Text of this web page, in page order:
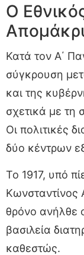
Ο
Κατά τον Α΄
σύγκρουση
και της
σχετικά με τη
Οι πολιτικές
δύο κέντρων
Το 1917, υπό
Κωνσταντίνος
θρόνο ανήλθε
βασιλεία
καθεστώς.